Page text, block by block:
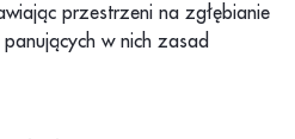
przestrzeni na zgłębianie
w nich zasad